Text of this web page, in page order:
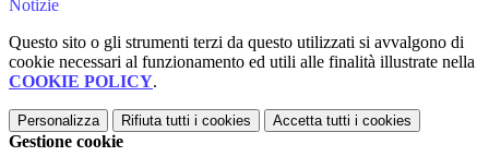
Notizie
Questo sito o gli strumenti terzi da questo utilizzati si avvalgono di
cookie necessari al funzionamento ed utili alle finalità illustrate nella
COOKIE POLICY.
Personalizza Rifiuta tutti i cookies Accetta tutti i cookies
Gestione cookie